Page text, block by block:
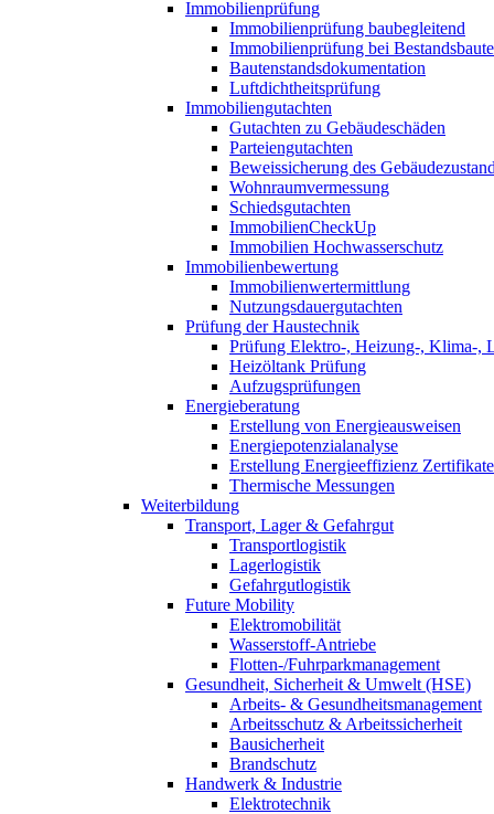
Immobilienprüfung
Immobilienprüfung baubegleitend
Immobilienprüfung bei
Bautenstandsdokumentation
Luftdichtheitsprüfung
Immobiliengutachten
Gutachten zu Gebäudeschäden
Parteiengutachten
Beweissicherung des
Wohnraumvermessung
Schiedsgutachten
ImmobilienCheckUp
Immobilien Hochwasserschutz
Immobilienbewertung
Immobilienwertermittlung
Nutzungsdauergutachten
Prüfung der Haustechnik
Prüfung Elektro-, Heizung-, Klima-,
Heizöltank Prüfung
Aufzugsprüfungen
Energieberatung
Erstellung von Energieausweisen
Energiepotenzialanalyse
Erstellung Energieeffizienz Zertifikate
Thermische Messungen
Weiterbildung
Transport, Lager & Gefahrgut
Transportlogistik
Lagerlogistik
Gefahrgutlogistik
Future Mobility
Elektromobilität
Wasserstoff-Antriebe
Flotten-/Fuhrparkmanagement
Gesundheit, Sicherheit & Umwelt (HSE)
Arbeits- & Gesundheitsmanagement
Arbeitsschutz & Arbeitssicherheit
Bausicherheit
Brandschutz
Handwerk & Industrie
Elektrotechnik